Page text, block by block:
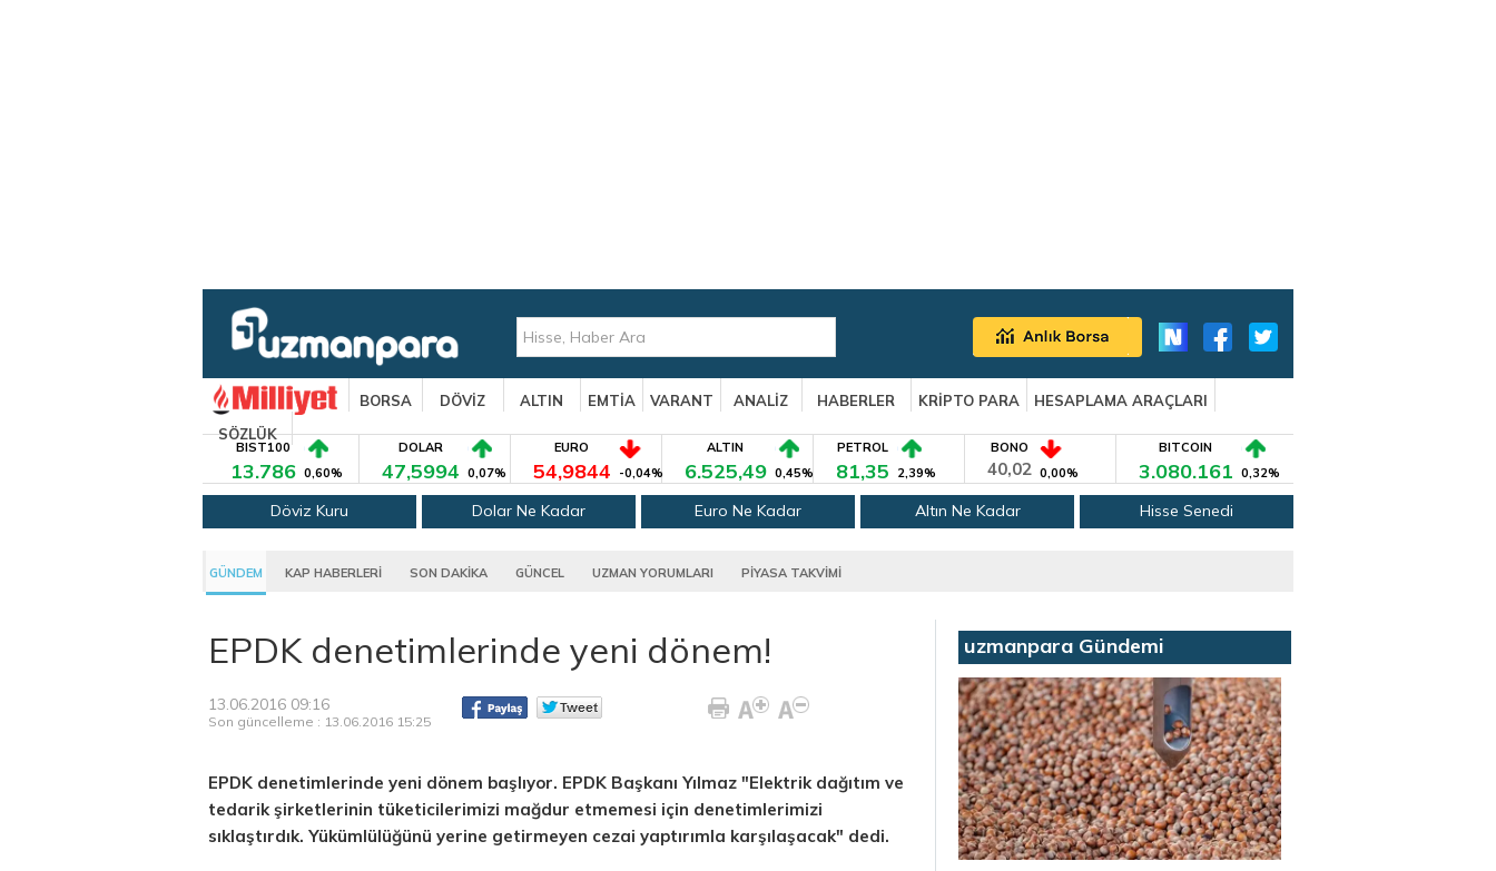
BORSA DÖVİZ ALTIN EMTİA VARANT ANALİZ HABERLER KRİPTO PARA
HESAPLAMA ARAÇLARI
SÖZLÜK
BIST100
13.786 0,60%
DOLAR
47,5994 0,07%
EURO
54,9844 -0,04%
ALTIN
6.525,49 0,45%
PETROL
81,35 2,39%
BONO
40,02 0,00%
BITCOIN
3.080.161 0,32%
Döviz Kuru Dolar Ne Kadar Euro Ne Kadar Altın Ne Kadar Hisse Senedi
GÜNDEM KAP HABERLERİ SON DAKİKA GÜNCEL UZMAN YORUMLARI PİYASA TAKVİMİ
EPDK denetimlerinde yeni dönem!
13.06.2016 09:16
Son güncelleme : 13.06.2016 15:25
EPDK denetimlerinde yeni dönem başlıyor. EPDK Başkanı Yılmaz "Elektrik dağıtım ve
tedarik şirketlerinin tüketicilerimizi mağdur etmemesi için denetimlerimizi
sıklaştırdık. Yükümlülüğünü yerine getirmeyen cezai yaptırımla karşılaşacak" dedi.
uzmanpara Gündemi